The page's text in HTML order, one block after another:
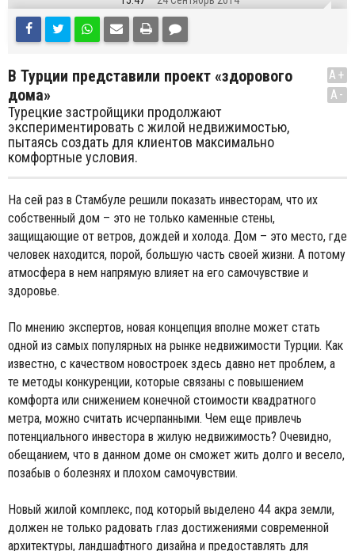
В Турции представили проект «здорового
дома»
Турецкие застройщики продолжают
экспериментировать с жилой недвижимостью,
пытаясь создать для клиентов максимально
комфортные условия.
A+
A-
На сей раз в Стамбуле решили показать инвесторам, что их
собственный дом – это не только каменные стены,
защищающие от ветров, дождей и холода. Дом – это место, где
человек находится, порой, большую часть своей жизни. А потому
атмосфера в нем напрямую влияет на его самочувствие и
здоровье.
По мнению экспертов, новая концепция вполне может стать
одной из самых популярных на рынке недвижимости Турции. Как
известно, с качеством новостроек здесь давно нет проблем, а
те методы конкуренции, которые связаны с повышением
комфорта или снижением конечной стоимости квадратного
метра, можно считать исчерпанными. Чем еще привлечь
потенциального инвестора в жилую недвижимость? Очевидно,
обещанием, что в данном доме он сможет жить долго и весело,
позабыв о болезнях и плохом самочувствии.
Новый жилой комплекс, под который выделено 44 акра земли,
должен не только радовать глаз достижениями современной
архитектуры, ландшафтного дизайна и предоставлять для